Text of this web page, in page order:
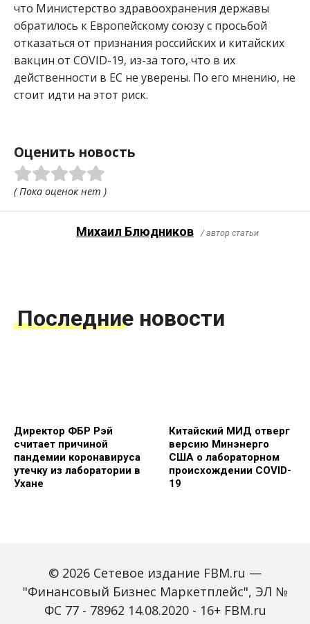
что Министерство здравоохранения державы
обратилось к Европейскому союзу с просьбой
отказаться от признания российских и китайских
вакцин от COVID-19, из-за того, что в их
действенности в ЕС не уверены. По его мнению, не
стоит идти на этот риск.
Оценить новость
( Пока оценок нет )
Михаил Блюдников / автор статьи
Последние новости
Директор ФБР Рэй
считает причиной
пандемии коронавируса
утечку из лаборатории в
Ухане
Китайский МИД отверг
версию Минэнерго
США о лабораторном
происхождении COVID-
19
Олени могут быть
Совет ЕС
© 2026 Сетевое издание FBM.ru —
"Финансовый Бизнес Маркетплейс", ЭЛ №
ФС 77 - 78962 14.08.2020 - 16+ FBM.ru